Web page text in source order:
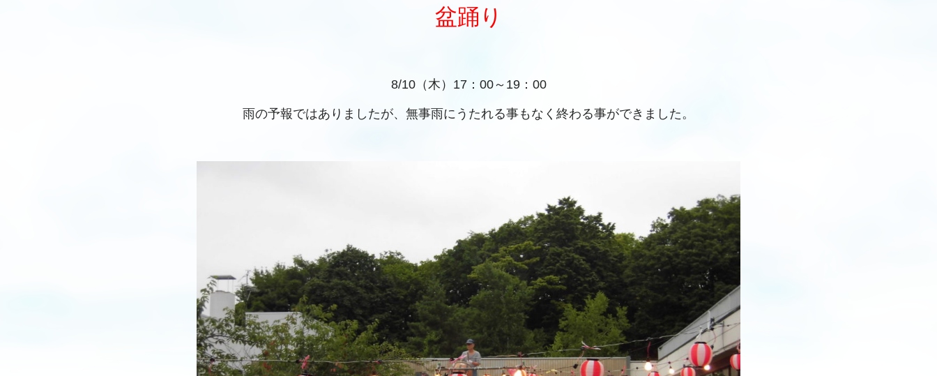
盆踊り
8/10（木）17：00～19：00
雨の予報ではありましたが、無事雨にうたれる事もなく終わる事ができました。